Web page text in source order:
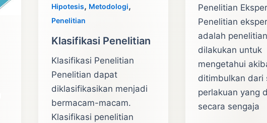
Hipotesis, Metodologi,
Penelitian
Klasifikasi Penelitian
Klasifikasi Penelitian
Penelitian dapat
diklasifikasikan menjadi
bermacam-macam.
Klasifikasi penelitian
Penelitian
Penelitian
adalah
dilakukan untuk
mengetahui
ditimbulkan dari
perlakuan yang
secara sengaja